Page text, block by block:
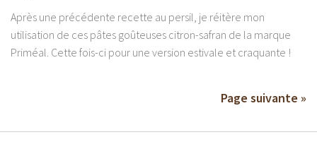
Après une précédente recette au persil, je réitère mon
utilisation de ces pâtes goûteuses citron-safran de la marque
Priméal. Cette fois-ci pour une version estivale et craquante !
Page suivante »